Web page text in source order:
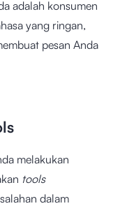
adalah konsumen
yang ringan,
pesan Anda
melakukan
tools
dalam